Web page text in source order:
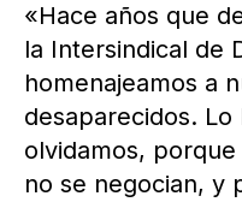
«Hace años que
la Intersindical de
homenajeamos a
desaparecidos.
olvidamos,
no se negocian, y